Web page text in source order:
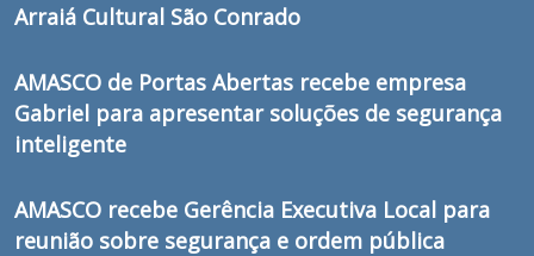
Arraiá Cultural São Conrado
AMASCO de Portas Abertas recebe empresa
Gabriel para apresentar soluções de segurança
inteligente
AMASCO recebe Gerência Executiva Local para
reunião sobre segurança e ordem pública